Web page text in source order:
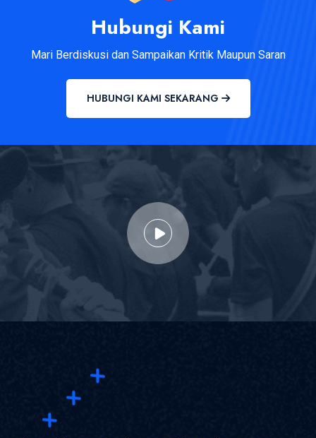
Hubungi Kami
Mari Berdiskusi dan Sampaikan Kritik Maupun Saran
HUBUNGI KAMI SEKARANG